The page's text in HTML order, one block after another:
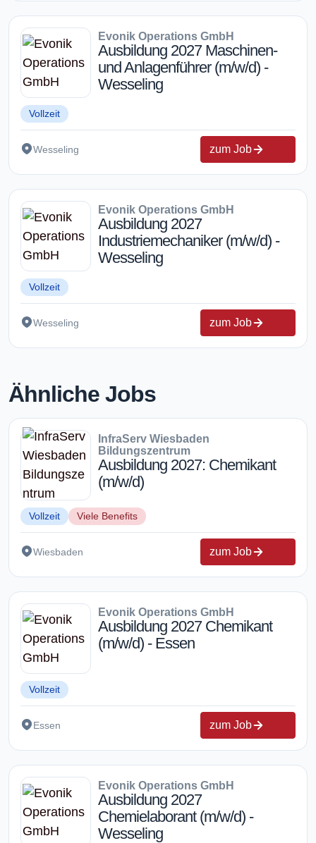
Evonik Operations GmbH
Ausbildung 2027 Maschinen-
und Anlagenführer (m/w/d) -
Wesseling
Vollzeit
Wesseling zum Job
Evonik Operations GmbH
Ausbildung 2027
Industriemechaniker (m/w/d) -
Wesseling
Vollzeit
Wesseling zum Job
Ähnliche Jobs
InfraServ Wiesbaden
Bildungszentrum
Ausbildung 2027: Chemikant
(m/w/d)
Vollzeit Viele Benefits
Wiesbaden zum Job
Evonik Operations GmbH
Ausbildung 2027 Chemikant
(m/w/d) - Essen
Vollzeit
Essen zum Job
Evonik Operations GmbH
Ausbildung 2027
Chemielaborant (m/w/d) -
Wesseling